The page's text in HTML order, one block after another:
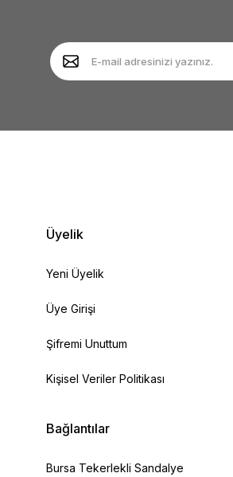
Üyelik
Yeni Üyelik
Üye Girişi
Şifremi Unuttum
Kişisel Veriler Politikası
Bağlantılar
Bursa Tekerlekli Sandalye